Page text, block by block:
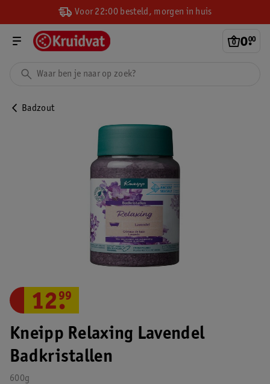
Voor 22:00 besteld, morgen in huis
0.
00
Badzout
Kneipp Relaxing Lavendel
Badkristallen
600g
12.
99